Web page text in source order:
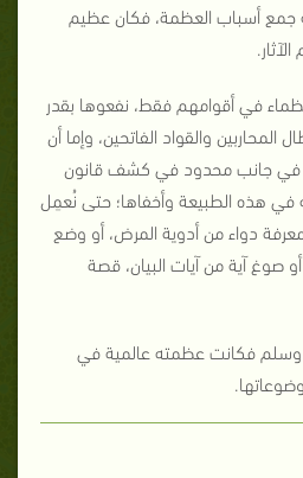
جمع أسباب العظمة، فكان عظيم
في أقوامهم فقط، نفعوها بقدر
المحاربين والقواد الفاتحين، وإما أن
في جانب محدود في كشف قانون
في هذه الطبيعة وأخفاها؛ حتى نُعمِل
دواء من أدوية المرض، أو وضع
صوغ آية من آيات البيان، قصة
وسلم فكانت عظمته عالمية في